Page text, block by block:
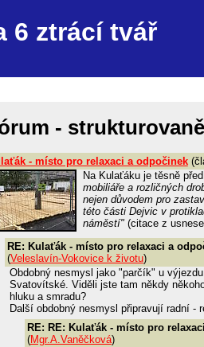
6 ztrácí tvář
- strukturovaně
- místo pro relaxaci a odpočinek
Na Kulaťáku je těsně
mobiliáře a rozličných
nejen důvodem pro
této části Dejvic v
náměstí"(citace z
RE: Kulaťák - místo pro relaxaci a
(Veleslavín-Vokovice k životu)
Obdobný nesmysl jako "parčík" u
Svatovítské. Viděli jste tam někdy
hluku a smradu?
Další obdobný nesmysl připravují radní
RE: RE: Kulaťák - místo pro
(Mgr.A.Vaněčková)